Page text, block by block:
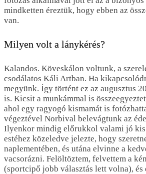
mindketten éreztük, hogy ebben az
van.
Milyen volt a lánykérés?
Kalandos. Köveskálon voltunk, a
csodálatos Káli Artban. Ha
megyünk. Így történt ez az augusztus
is. Kicsit a munkámmal is
ahol egy ragyogó kismamát is
végeztével Norbival belevágtunk az
Ilyenkor mindig előrukkol valami jó kis
estéhez közeledve jelezte, hogy
naplementében, és utána elvinne a
vacsorázni. Felöltöztem, felvettem a
(sportcipő jobb választás lett volna),